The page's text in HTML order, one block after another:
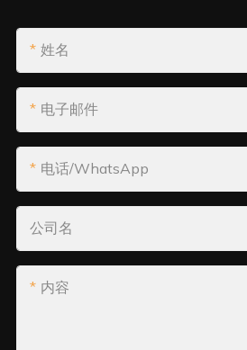
姓名
电子邮件
电话/WhatsApp
公司名
内容